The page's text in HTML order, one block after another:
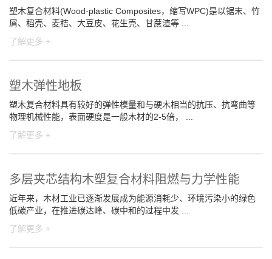
塑木复合材料(Wood-plastic Composites，缩写WPC)是以锯末、竹
屑、稻壳、麦秸、大豆皮、花生壳、甘蔗渣等 ...
了解更多 +
塑木弹性地板
塑木复合材料具有较好的弹性模量和与硬木相当的抗压、抗弯曲等
物理机械性能，表面硬度是一般木材的2-5倍， ...
了解更多 +
多层夹芯结构木塑复合材料阻燃与力学性能
近年来，木材工业已逐渐发展成为能源消耗少、环境污染小的绿色
低碳产业，在推进碳达峰、碳中和的过程中发 ...
了解更多 +